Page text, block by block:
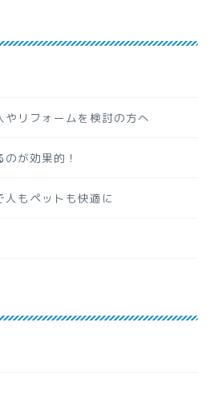
やリフォームを検討の方へ
が効果的！
もペットも快適に